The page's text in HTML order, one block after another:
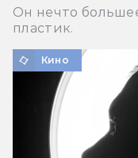
Он нечто
пластик.
Кино